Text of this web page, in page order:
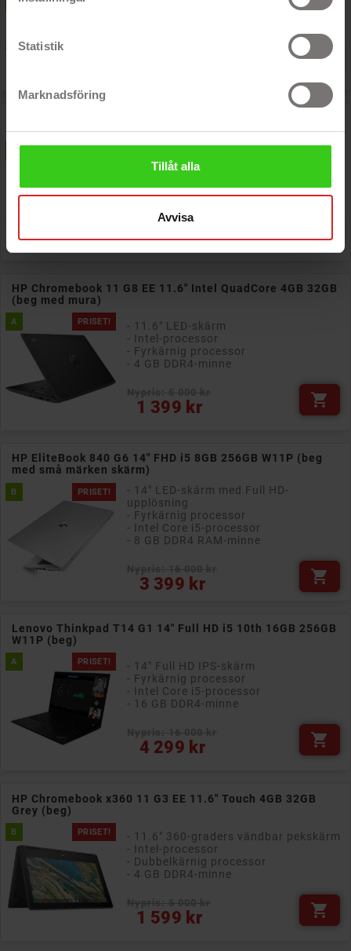
Statistik
Marknadsföring
Tillåt alla
Avvisa

Pro (beg med mura)
- Intel Core i5-processor
- 8 GB DDR4 RAM-minne
Nypris: 8 000 kr
2 799 kr
HP Chromebook 11 G8 EE 11.6" Intel QuadCore 4GB 32GB
(beg med mura)
PRISET!
A
- 11.6" LED-skärm
- Intel-processor
- Fyrkärnig processor
- 4 GB DDR4-minne
1 399 kr
Pris 
HP EliteBook 840 G6 14" FHD i5 8GB 256GB W11P (beg
med små märken skärm)
PRISET!
B
- 14" LED-skärm med Full HD-
upplösning
- Fyrkärnig processor
- Intel Core i5-processor
- 8 GB DDR4 RAM-minne
3 399 kr
Pris 
Lenovo Thinkpad T14 G1 14" Full HD i5 10th 16GB 256GB
W11P (beg)
PRISET!
A
- 14" Full HD IPS-skärm
- Fyrkärnig processor
- Intel Core i5-processor
- 16 GB DDR4-minne
4 299 kr
Pris 
HP Chromebook x360 11 G3 EE 11.6" Touch 4GB 32GB
Grey (beg)
PRISET!
B
- 11.6" 360-graders vändbar pekskärm
- Intel-processor
- Dubbelkärnig processor
- 4 GB DDR4-minne
1 599 kr
Pris 